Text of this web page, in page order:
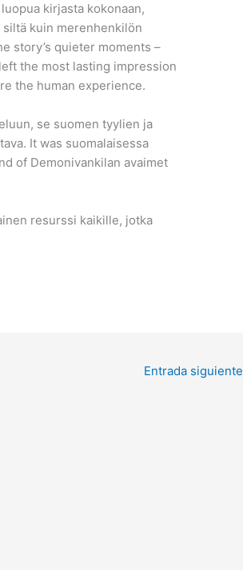
kirjasta kokonaan,
kuin merenhenkilön
story’s quieter moments –
the most lasting impression
the human experience.
se suomen tyylien ja
It was suomalaisessa
of Demonivankilan avaimet
resurssi kaikille, jotka
Entrada siguiente